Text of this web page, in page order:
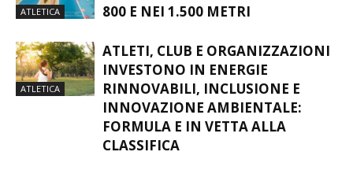
ATLETICA
800 E NEI 1.500 METRI
ATLETICA
ATLETI, CLUB E ORGANIZZAZIONI
INVESTONO IN ENERGIE
RINNOVABILI, INCLUSIONE E
INNOVAZIONE AMBIENTALE:
FORMULA E IN VETTA ALLA
CLASSIFICA